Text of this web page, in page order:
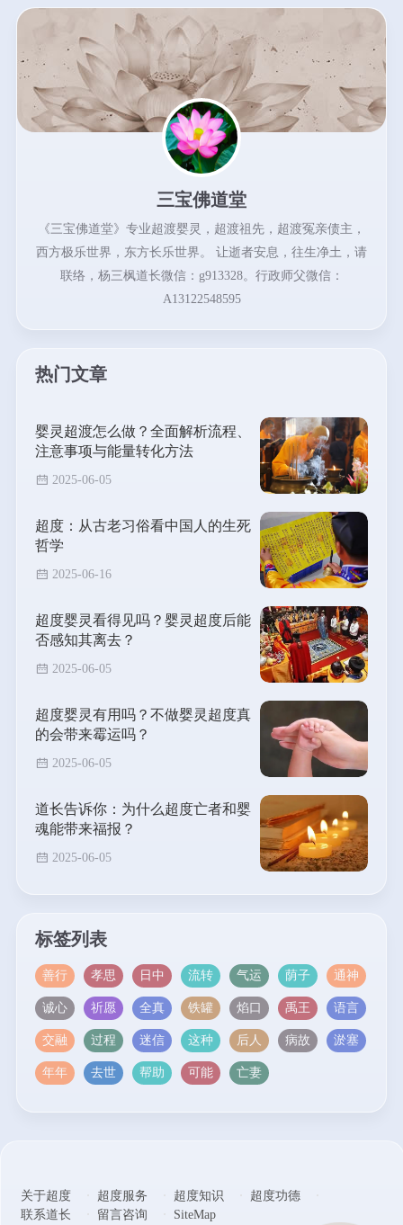
三宝佛道堂
《三宝佛道堂》专业超渡婴灵，超渡祖先，超渡冤亲债主，
西方极乐世界，东方长乐世界。 让逝者安息，往生净土，请
联络，杨三枫道长微信：g913328。行政师父微信：
A13122548595
热门文章
婴灵超渡怎么做？全面解析流程、
注意事项与能量转化方法
2025-06-05
超度：从古老习俗看中国人的生死
哲学
2025-06-16
超度婴灵看得见吗？婴灵超度后能
否感知其离去？
2025-06-05
超度婴灵有用吗？不做婴灵超度真
的会带来霉运吗？
2025-06-05
道长告诉你：为什么超度亡者和婴
魂能带来福报？
2025-06-05
标签列表
善行 孝思 日中 流转 气运 荫子 通神
诚心 祈愿 全真 铁罐 焰口 禹王 语言
交融 过程 迷信 这种 后人 病故 淤塞
年年 去世 帮助 可能 亡妻
关于超度 超度服务 超度知识
超度功德
联系道长
留言咨询 SiteMap